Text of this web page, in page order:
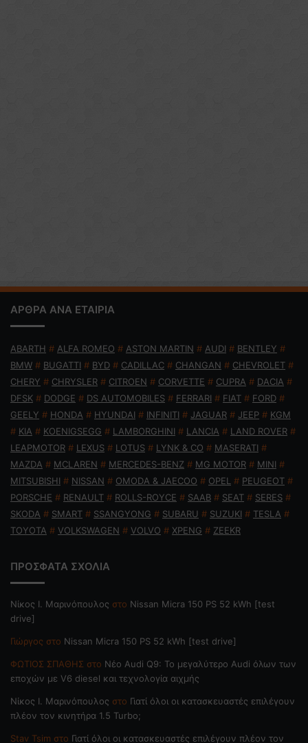
ΑΡΘΡΑ ΑΝΑ ΕΤΑΙΡΙΑ
ABARTH # ALFA ROMEO # ASTON MARTIN # AUDI # BENTLEY #
BMW # BUGATTI # BYD # CADILLAC # CHANGAN # CHEVROLET #
CHERY # CHRYSLER # CITROEN # CORVETTE # CUPRA # DACIA #
DFSK # DODGE # DS AUTOMOBILES # FERRARI # FIAT # FORD #
GEELY # HONDA # HYUNDAI # INFINITI # JAGUAR # JEEP # KGM
# KIA # KOENIGSEGG # LAMBORGHINI # LANCIA # LAND ROVER #
LEAPMOTOR # LEXUS # LOTUS # LYNK & CO # MASERATI #
MAZDA # MCLAREN # MERCEDES-BENZ # MG MOTOR # MINI #
MITSUBISHI # NISSAN # OMODA & JAECOO # OPEL # PEUGEOT #
PORSCHE # RENAULT # ROLLS-ROYCE # SAAB # SEAT # SERES #
SKODA # SMART # SSANGYONG # SUBARU # SUZUKI # TESLA #
TOYOTA # VOLKSWAGEN # VOLVO # XPENG # ZEEKR
ΠΡΟΣΦΑΤΑ ΣΧΟΛΙΑ
Nίκος Ι. Mαρινόπουλος στο Nissan Micra 150 PS 52 kWh [test
drive]
Γιώργος στο Nissan Micra 150 PS 52 kWh [test drive]
ΦΩΤΙΟΣ ΣΠΑΘΗΣ στο Νέο Audi Q9: Το μεγαλύτερο Audi όλων των
εποχών με V6 diesel και τεχνολογία αιχμής
Nίκος Ι. Mαρινόπουλος στο Γιατί όλοι οι κατασκευαστές επιλέγουν
πλέον τον κινητήρα 1.5 Turbo;
Stav Tsim στο Γιατί όλοι οι κατασκευαστές επιλέγουν πλέον τον